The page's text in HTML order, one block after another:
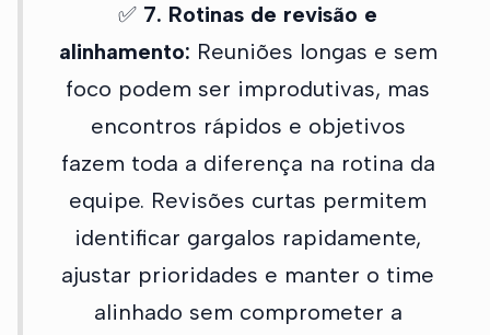
✅ 7. Rotinas de revisão e
alinhamento: Reuniões longas e sem
foco podem ser improdutivas, mas
encontros rápidos e objetivos
fazem toda a diferença na rotina da
equipe. Revisões curtas permitem
identificar gargalos rapidamente,
ajustar prioridades e manter o time
alinhado sem comprometer a